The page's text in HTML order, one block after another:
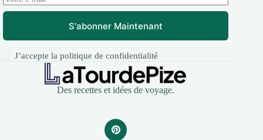
S'abonner Maintenant
J’accepte lapolitique de confidentialité
Des recettes et idées de voyage.